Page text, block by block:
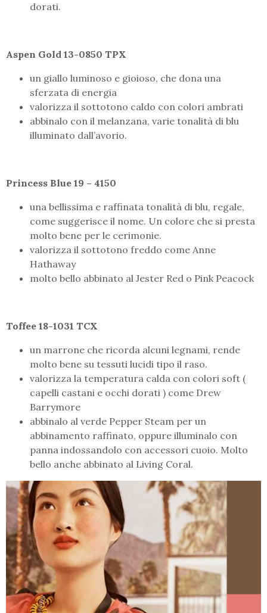
dorati.
Aspen Gold 13-0850 TPX
un giallo luminoso e gioioso, che dona una
sferzata di energia
valorizza il sottotono caldo con colori ambrati
abbinalo con il melanzana, varie tonalità di blu
illuminato dall’avorio.
Princess Blue 19 – 4150
una bellissima e raffinata tonalità di blu, regale,
come suggerisce il nome. Un colore che si presta
molto bene per le cerimonie.
valorizza il sottotono freddo come Anne
Hathaway
molto bello abbinato al Jester Red o Pink Peacock
Toffee 18-1031 TCX
un marrone che ricorda alcuni legnami, rende
molto bene su tessuti lucidi tipo il raso.
valorizza la temperatura calda con colori soft (
capelli castani e occhi dorati ) come Drew
Barrymore
abbinalo al verde Pepper Steam per un
abbinamento raffinato, oppure illuminalo con
panna indossandolo con accessori cuoio. Molto
bello anche abbinato al Living Coral.